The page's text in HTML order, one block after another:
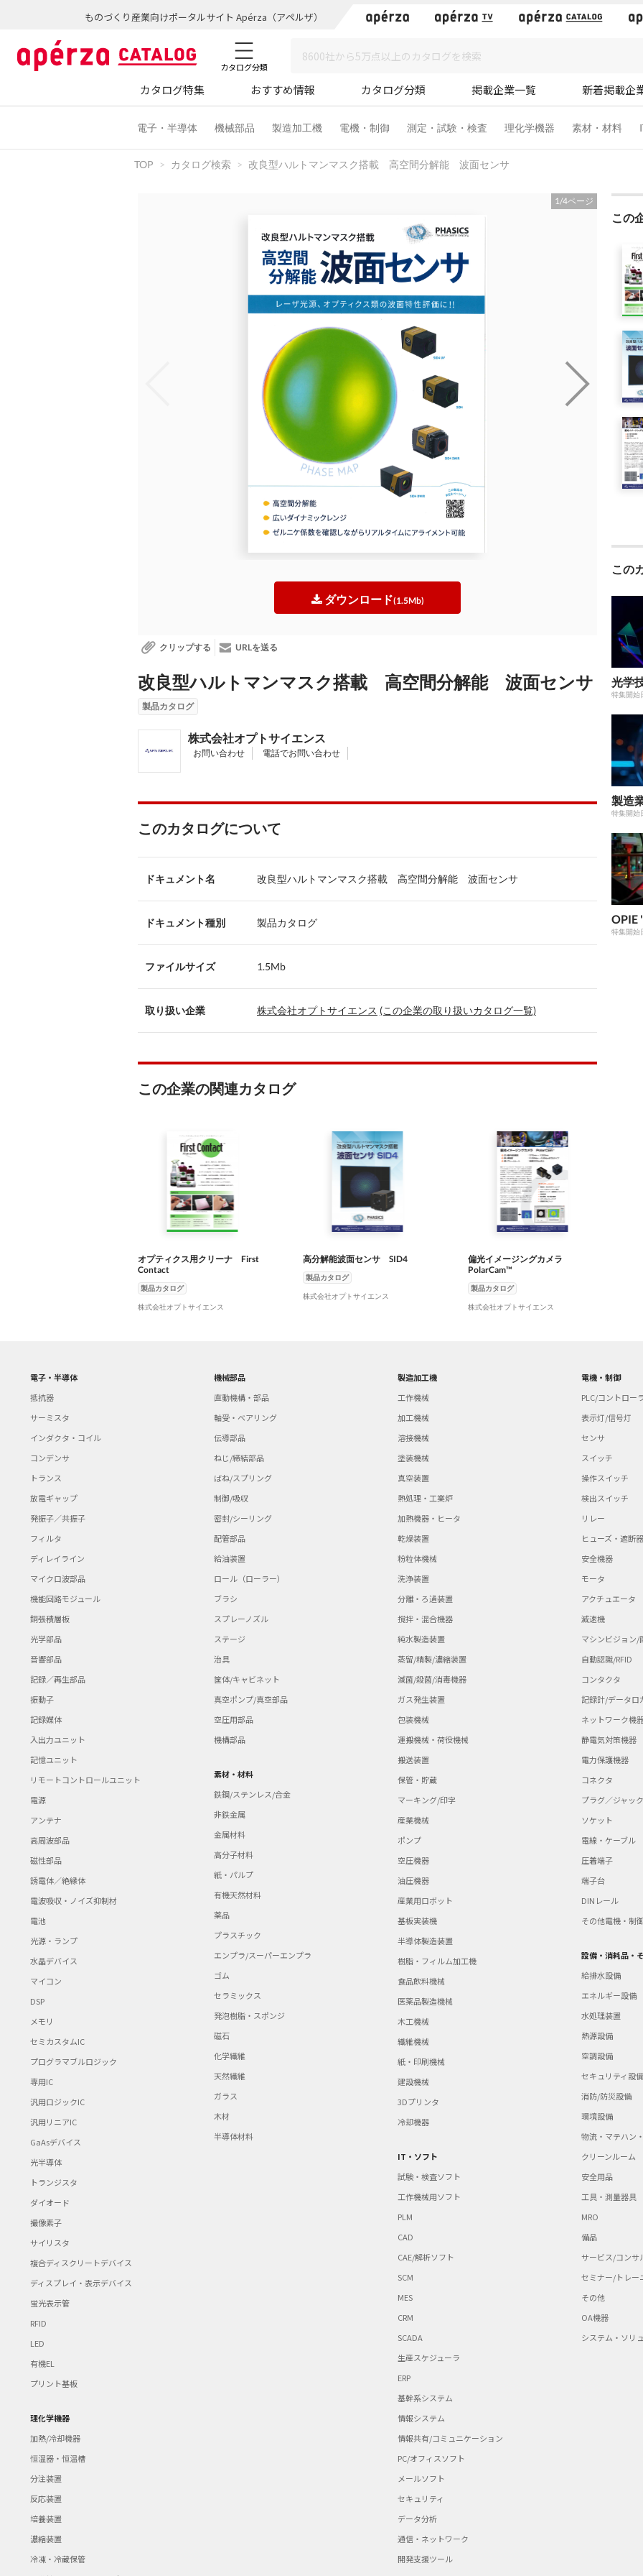
ものづくり産業向けポータルサイト Apérza（アペルザ）
カタログ分類
カタログ特集 おすすめ情報 カタログ分類 掲載企業一覧 新着掲載企
電子・半導体 機械部品 製造加工機 電機・制御 測定・試験・検査 理化学機器 素材・材料
TOP カタログ検索 改良型ハルトマンマスク搭載 高空間分解能 波面センサ
1/4ページ
ダウンロード(1.5Mb)
クリップする URLを送る
改良型ハルトマンマスク搭載 高空間分解能 波面センサ
製品カタログ
株式会社オプトサイエンス
お問い合わせ 電話でお問い合わせ
このカタログについて
ドキュメント名 改良型ハルトマンマスク搭載 高空間分解能 波面センサ
ドキュメント種別 製品カタログ
ファイルサイズ 1.5Mb
取り扱い企業 株式会社オプトサイエンス (この企業の取り扱いカタログ一覧)
この企業の関連カタログ
オプティクス用クリーナ First
Contact
製品カタログ
株式会社オプトサイエンス
高分解能波面センサ SID4
製品カタログ
株式会社オプトサイエンス
偏光イメージングカメラ
PolarCam™
製品カタログ
株式会社オプトサイエンス
この
この
光学
特集開始
製造
特集開始
OPIE
特集開始
電子・半導体
抵抗器
サーミスタ
インダクタ・コイル
コンデンサ
トランス
放電ギャップ
発振子／共振子
フィルタ
ディレイライン
マイクロ波部品
機能回路モジュール
銅張積層板
光学部品
音響部品
記録／再生部品
振動子
記録媒体
入出力ユニット
記憶ユニット
リモートコントロールユニット
電源
アンテナ
高周波部品
磁性部品
誘電体／絶縁体
電波吸収・ノイズ抑制材
電池
光源・ランプ
水晶デバイス
マイコン
DSP
メモリ
セミカスタムIC
プログラマブルロジック
専用IC
汎用ロジックIC
汎用リニアIC
GaAsデバイス
光半導体
トランジスタ
ダイオード
撮像素子
サイリスタ
複合ディスクリートデバイス
ディスプレイ・表示デバイス
蛍光表示管
RFID
LED
有機EL
プリント基板
理化学機器
加熱/冷却機器
恒温器・恒温槽
分注装置
反応装置
培養装置
濃縮装置
冷凍・冷蔵保管
機械部品
直動機構・部品
軸受・ベアリング
伝導部品
ねじ/締結部品
ばね/スプリング
制御/吸収
密封/シーリング
配管部品
給油装置
ロール（ローラー）
ブラシ
スプレーノズル
ステージ
治具
筐体/キャビネット
真空ポンプ/真空部品
空圧用部品
機構部品
素材・材料
鉄鋼/ステンレス/合金
非鉄金属
金属材料
高分子材料
紙・パルプ
有機天然材料
薬品
プラスチック
エンプラ/スーパーエンプラ
ゴム
セラミックス
発泡樹脂・スポンジ
磁石
化学繊維
天然繊維
ガラス
木材
半導体材料
製造加工機
工作機械
加工機械
溶接機械
塗装機械
真空装置
熱処理・工業炉
加熱機器・ヒータ
乾燥装置
粉粒体機械
洗浄装置
分離・ろ過装置
撹拌・混合機器
純水製造装置
蒸留/精製/濃縮装置
滅菌/殺菌/消毒機器
ガス発生装置
包装機械
運搬機械・荷役機械
搬送装置
保管・貯蔵
マーキング/印字
産業機械
ポンプ
空圧機器
油圧機器
産業用ロボット
基板実装機
半導体製造装置
樹脂・フィルム加工機
食品飲料機械
医薬品製造機械
木工機械
繊維機械
紙・印刷機械
建設機械
3Dプリンタ
冷却機器
IT・ソフト
試験・検査ソフト
工作機械用ソフト
PLM
CAD
CAE/解析ソフト
SCM
MES
CRM
SCADA
生産スケジューラ
ERP
基幹系システム
情報システム
情報共有/コミュニケーション
PC/オフィスソフト
メールソフト
セキュリティ
データ分析
通信・ネットワーク
開発支援ツール
電機・制御
PLC/コントロー
表示灯/信号灯
センサ
スイッチ
操作スイッチ
検出スイッチ
リレー
ヒューズ・遮断器
安全機器
モータ
アクチュエータ
減速機
マシンビジョン/
自動認識/RFID
コンタクタ
記録計/データロ
ネットワーク機
静電気対策機器
電力保護機器
コネクタ
プラグ／ジャック
ソケット
電線・ケーブル
圧着端子
端子台
DINレール
その他電機・制御
設備・消耗品・
給排水設備
エネルギー設備
水処理装置
熱源設備
空調設備
セキュリティ設備
消防/防災設備
環境設備
物流・マテハン
クリーンルーム
安全用品
工具・測量器具
MRO
備品
サービス/コンサ
セミナー/トレー
その他
OA機器
システム・ソリ